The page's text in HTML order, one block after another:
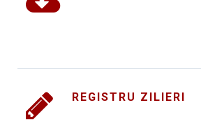
REGISTRU ZILIERI